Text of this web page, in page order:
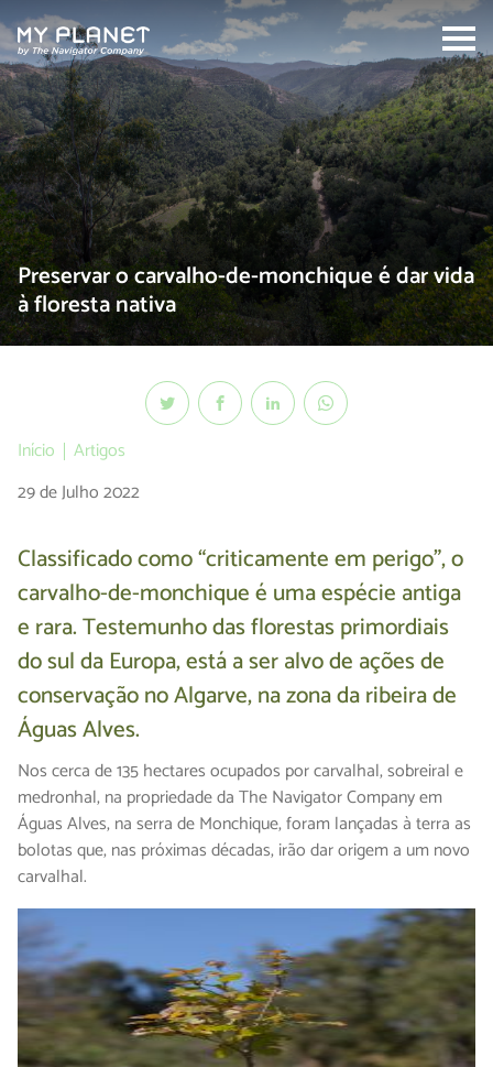
Search:
Preservar o carvalho-de-monchique é dar vida
à floresta nativa
Início
Artigos
29 de Julho 2022
Classificado como “criticamente em perigo”, o
carvalho-de-monchique é uma espécie antiga
e rara. Testemunho das florestas primordiais
do sul da Europa, está a ser alvo de ações de
conservação no Algarve, na zona da ribeira de
Águas Alves.
Nos cerca de 135 hectares ocupados por carvalhal, sobreiral e
medronhal, na propriedade da The Navigator Company em
Águas Alves, na serra de Monchique, foram lançadas à terra as
bolotas que, nas próximas décadas, irão dar origem a um novo
carvalhal.